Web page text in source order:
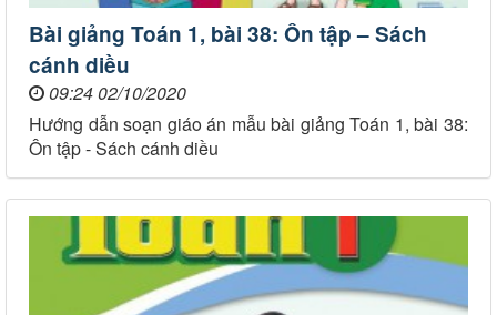
Bài giảng Toán 1, bài 38: Ôn tập – Sách
cánh diều
09:24 02/10/2020
Hướng dẫn soạn giáo án mẫu bài giảng Toán 1, bài 38:
Ôn tập - Sách cánh diều